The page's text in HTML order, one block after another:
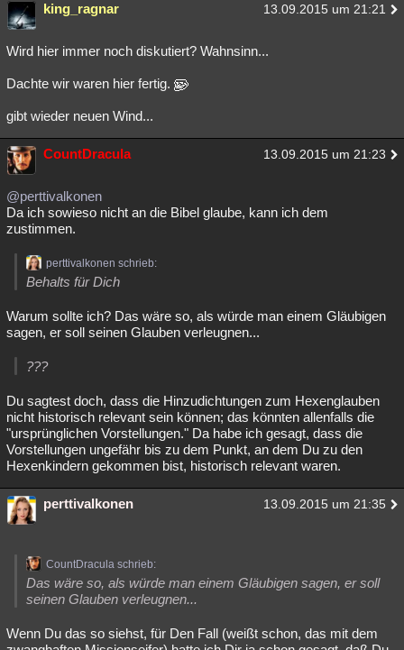
king_ragnar 13.09.2015 um 21:21
Wird hier immer noch diskutiert? Wahnsinn...
Dachte wir waren hier fertig.
gibt wieder neuen Wind...
CountDracula 13.09.2015 um 21:23
@perttivalkonen
Da ich sowieso nicht an die Bibel glaube, kann ich dem
zustimmen.
perttivalkonen schrieb:
Behalts für Dich
Warum sollte ich? Das wäre so, als würde man einem Gläubigen
sagen, er soll seinen Glauben verleugnen...
???
Du sagtest doch, dass die Hinzudichtungen zum Hexenglauben
nicht historisch relevant sein können; das könnten allenfalls die
"ursprünglichen Vorstellungen." Da habe ich gesagt, dass die
Vorstellungen ungefähr bis zu dem Punkt, an dem Du zu den
Hexenkindern gekommen bist, historisch relevant waren.
perttivalkonen 13.09.2015 um 21:35
CountDracula schrieb:
Das wäre so, als würde man einem Gläubigen sagen, er soll
seinen Glauben verleugnen...
Wenn Du das so siehst, für Den Fall (weißt schon, das mit dem